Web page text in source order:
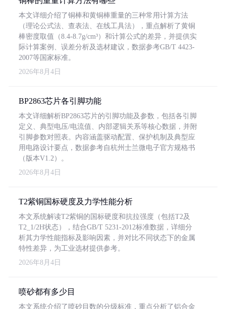
本文详细介绍了铜棒和黄铜棒重量的三种常用计算方法
（理论公式法、查表法、在线工具法），重点解析了黄铜
棒密度取值（8.4-8.7g/cm³）和计算公式的差异，并提供实
际计算案例、误差分析及选材建议，数据参考GB/T 4423-
2007等国家标准。
2026年8月4日
BP2863芯片各引脚功能
本文详细解析BP2863芯片的引脚功能及参数，包括各引脚
定义、典型电压/电流值、内部逻辑关系等核心数据，并附
引脚参数对照表。内容涵盖驱动配置、保护机制及典型应
用电路设计要点，数据参考自杭州士兰微电子官方规格书
（版本V1.2）。
2026年8月4日
T2紫铜国标硬度及力学性能分析
本文系统解读T2紫铜的国标硬度和抗拉强度（包括T2及
T2_1/2H状态），结合GB/T 5231-2012标准数据，详细分
析其力学性能指标及影响因素，并对比不同状态下的金属
特性差异，为工业选材提供参考。
2026年8月4日
喷砂都有多少目
本文系统介绍了喷砂目数的分级标准，重点分析了铝合金